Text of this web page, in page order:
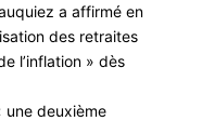
#PRESSE
a affirmé en
des retraites
l’inflation » dès
une deuxième